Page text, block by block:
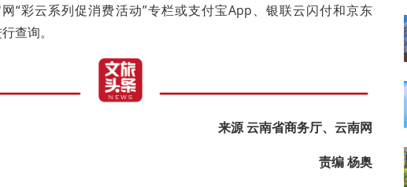
“彩云系列促消费活动”专栏或支付宝App、银联云闪付和京东
查询。
来源 云南省商务厅、云南网
责编 杨奥